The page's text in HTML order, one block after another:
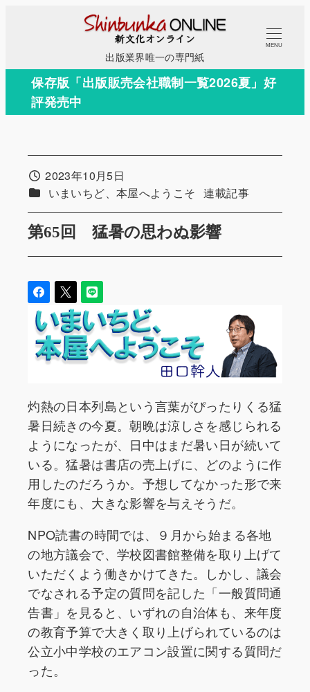
コ
テ
出版業界唯一の専門紙
MENU
保存版「出版販売会社職制一覧2026夏」好
評発売中
第65回 猛暑の思わぬ影響
投稿日2023年10月5日
カテゴリー
いまいちど、本屋へようこそ カテゴリー
連載記事
灼熱の日本列島という言葉がぴったりくる猛
暑日続きの今夏。朝晩は涼しさを感じられる
ようになったが、日中はまだ暑い日が続いて
いる。猛暑は書店の売上げに、どのように作
用したのだろうか。予想してなかった形で来
年度にも、大きな影響を与えそうだ。
NPO読書の時間では、９月から始まる各地
の地方議会で、学校図書館整備を取り上げて
いただくよう働きかけてきた。しかし、議会
でなされる予定の質問を記した「一般質問通
告書」を見ると、いずれの自治体も、来年度
の教育予算で大きく取り上げられているのは
公立小中学校のエアコン設置に関する質問だ
った。